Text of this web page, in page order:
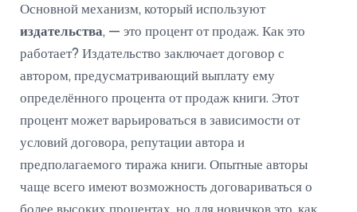
Основной механизм, который используют
издательства, — это процент от продаж. Как это
работает? Издательство заключает договор с
автором, предусматривающий выплату ему
определённого процента от продаж книги. Этот
процент может варьироваться в зависимости от
условий договора, репутации автора и
предполагаемого тиража книги. Опытные авторы
чаще всего имеют возможность договариваться о